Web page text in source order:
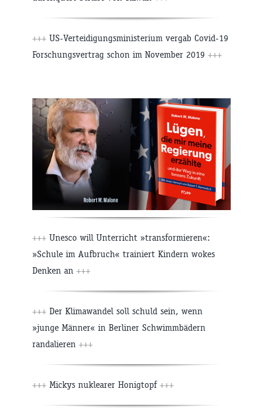
+++ US-Verteidigungsministerium vergab Covid-19
Forschungsvertrag schon im November 2019 +++
+++ Unesco will Unterricht »transformieren«:
»Schule im Aufbruch« trainiert Kindern wokes
Denken an +++
+++ Der Klimawandel soll schuld sein, wenn
»junge Männer« in Berliner Schwimmbädern
randalieren +++
+++ Mickys nuklearer Honigtopf +++